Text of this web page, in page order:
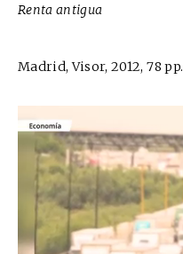
Renta antigua
Madrid, Visor, 2012, 78 pp.